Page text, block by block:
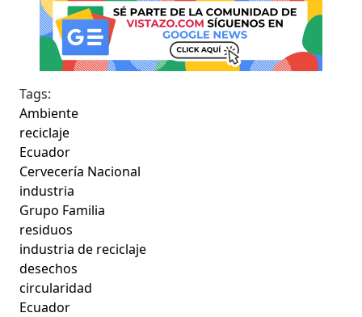
Tags:
Ambiente
reciclaje
Ecuador
Cervecería Nacional
industria
Grupo Familia
residuos
industria de reciclaje
desechos
circularidad
Ecuador